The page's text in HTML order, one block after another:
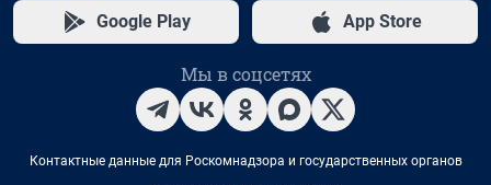
Google Play App Store
Мы в соцсетях
Контактные данные для Роскомнадзора и государственных органов